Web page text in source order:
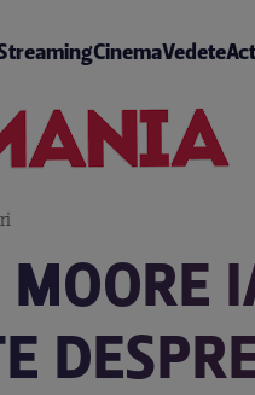
CinemaVedete